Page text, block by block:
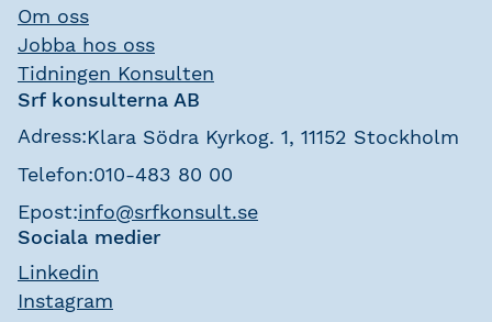
Om oss
Jobba hos oss
Tidningen Konsulten
Srf konsulterna AB
Adress:Klara Södra Kyrkog. 1, 11152 Stockholm
Telefon:010-483 80 00
Epost:info@srfkonsult.se
Sociala medier
Linkedin
Instagram